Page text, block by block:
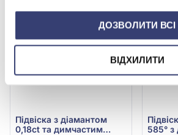
ДОЗВОЛИТИ ВСІ
ВІДХИЛИТИ
Підвіска з діамантом
0,18ct та димчастим
585° з